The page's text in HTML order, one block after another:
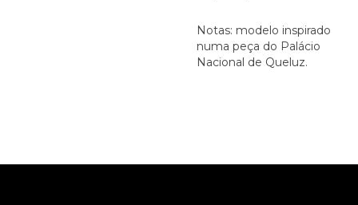
Notas: modelo inspirado
numa peça do Palácio
Nacional de Queluz.